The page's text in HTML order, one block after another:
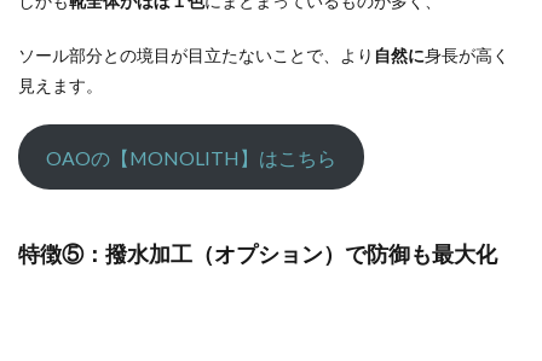
ソール部分との境目が目立たないことで、より 自然に身長が高く
見えます。
OAOの【MONOLITH】はこちら
特徴⑤：撥水加工（オプション）で防御も最大化